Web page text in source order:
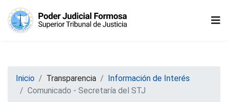
Inicio Transparencia
Información de Interés
Comunicado - Secretaría del STJ